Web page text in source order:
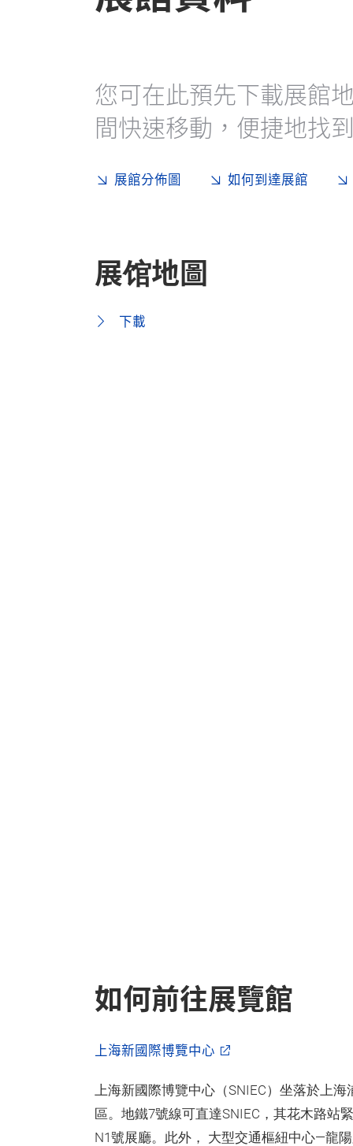
您可在此預先下載展館
間快速移動，便捷地找
展館分佈圖 如何到達展館
展馆地圖
下載
如何前往展覽館
上海新國際博覽中心
上海新國際博覽中心（SNIEC）坐落於上
區。地鐵7號線可直達SNIEC，其花木路站
N1號展廳。此外， 大型交通樞紐中心—龍